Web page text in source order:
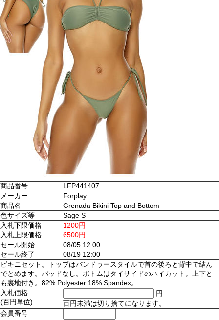
商品番号
LFP441407
メーカー
Forplay
商品名
Grenada Bikini Top and Bottom
色サイズ等
Sage S
入札下限価格
1200円
入札上限価格
6500円
セール開始
08/05 12:00
セール終了
08/19 12:00
ビキニセット。トップはバンドゥースタイルで首の後ろと背中で結ん
でとめます。パッドなし。ボトムはタイサイドのハイカット。上下と
も裏地付き。82% Polyester 18% Spandex。
入札価格
(百円単位)
円
百円未満は切り捨てになります。
会員番号